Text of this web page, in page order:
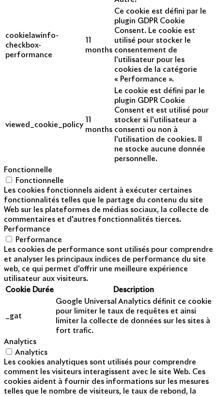
cookielawinfo-
checkbox-
performance
months
Ce cookie est défini par le
plugin GDPR Cookie
Consent. Le cookie est
utilisé pour stocker le
consentement de
l'utilisateur pour les
cookies de la catégorie
« Performance ».
viewed_cookie_policy
months
Le cookie est défini par le
plugin GDPR Cookie
Consent et est utilisé pour
stocker si l'utilisateur a
consenti ou non à
l'utilisation de cookies. Il
ne stocke aucune donnée
personnelle.
Fonctionnelle
Fonctionnelle
Les cookies fonctionnels aident à exécuter certaines
fonctionnalités telles que le partage du contenu du site
Web sur les plateformes de médias sociaux, la collecte de
commentaires et d'autres fonctionnalités tierces.
Performance
Performance
Les cookies de performance sont utilisés pour comprendre
et analyser les principaux indices de performance du site
web, ce qui permet d'offrir une meilleure expérience
utilisateur aux visiteurs.
Cookie Durée Description
_gat
Google Universal Analytics définit ce cookie
pour limiter le taux de requêtes et ainsi
limiter la collecte de données sur les sites à
fort trafic.
Analytics
Analytics
Les cookies analytiques sont utilisés pour comprendre
comment les visiteurs interagissent avec le site Web. Ces
cookies aident à fournir des informations sur les mesures
telles que le nombre de visiteurs, le taux de rebond, la